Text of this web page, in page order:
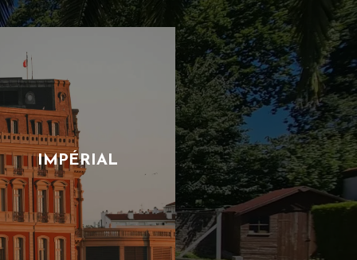
IMPÉRIAL